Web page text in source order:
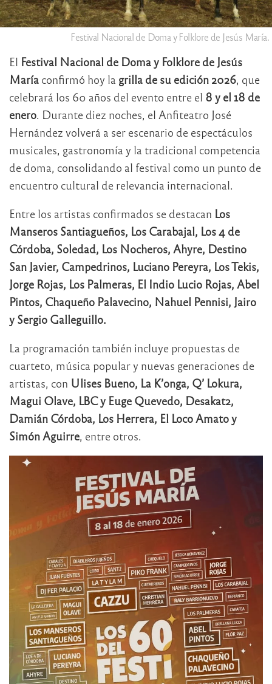
Festival Nacional de Doma y Folklore de Jesús María.
El Festival Nacional de Doma y Folklore de Jesús
María confirmó hoy la grilla de su edición 2026, que
celebrará los 60 años del evento entre el 8 y el 18 de
enero. Durante diez noches, el Anfiteatro José
Hernández volverá a ser escenario de espectáculos
musicales, gastronomía y la tradicional competencia
de doma, consolidando al festival como un punto de
encuentro cultural de relevancia internacional.
Entre los artistas confirmados se destacan Los
Manseros Santiagueños, Los Carabajal, Los 4 de
Córdoba, Soledad, Los Nocheros, Ahyre, Destino
San Javier, Campedrinos, Luciano Pereyra, Los Tekis,
Jorge Rojas, Los Palmeras, El Indio Lucio Rojas, Abel
Pintos, Chaqueño Palavecino, Nahuel Pennisi, Jairo
y Sergio Galleguillo.
La programación también incluye propuestas de
cuarteto, música popular y nuevas generaciones de
artistas, con Ulises Bueno, La K’onga, Q’ Lokura,
Magui Olave, LBC y Euge Quevedo, Desakat2,
Damián Córdoba, Los Herrera, El Loco Amato y
Simón Aguirre, entre otros.